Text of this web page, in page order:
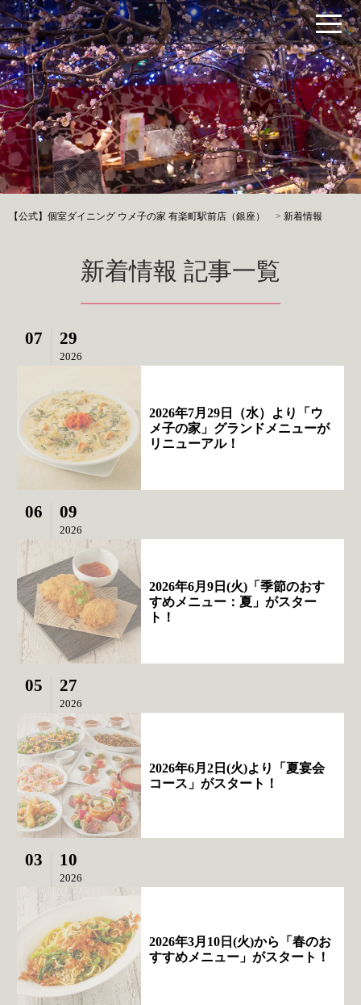
【公式】個室ダイニング ウメ子の家 有楽町駅前店（銀座） >新着情報
新着情報 記事一覧
07 29
2026
2026年7月29日（水）より「ウ
メ子の家」グランドメニューが
リニューアル！
06 09
2026
2026年6月9日(火)「季節のおす
すめメニュー：夏」がスター
ト！
05 27
2026
2026年6月2日(火)より「夏宴会
コース」がスタート！
03 10
2026
2026年3月10日(火)から「春のお
すすめメニュー」がスタート！